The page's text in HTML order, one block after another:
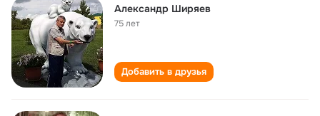
Александр Ширяев
75 лет
Добавить в друзья